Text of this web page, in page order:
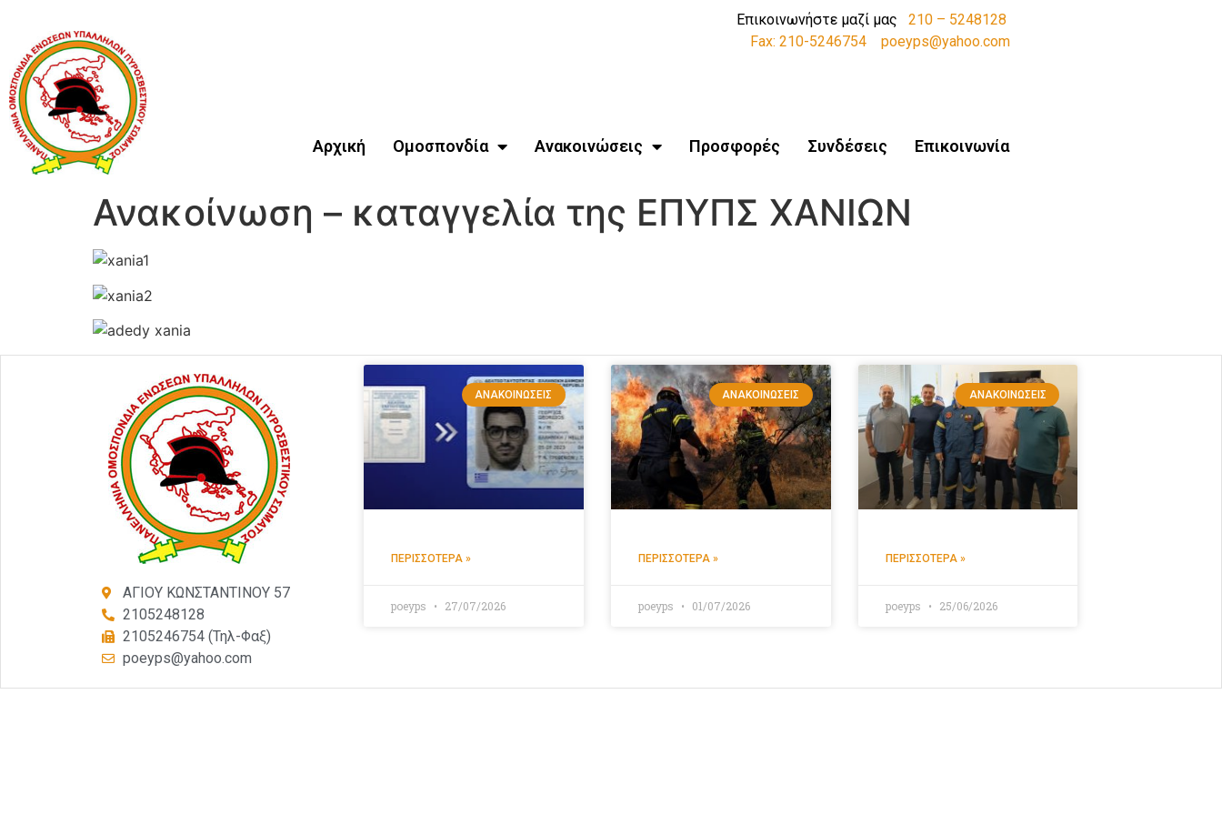
Επικοινωνήστε μαζί μας 210 – 5248128
Fax: 210-5246754
poeyps@yahoo.com
Αρχική Ομοσπονδία Ανακοινώσεις Προσφορές Συνδέσεις Επικοινωνία
Ανακοίνωση – καταγγελία της ΕΠΥΠΣ ΧΑΝΙΩΝ
ΑΓΙΟΥ ΚΩΝΣΤΑΝΤΙΝΟΥ 57
2105248128
2105246754 (Τηλ-Φαξ)
poeyps@yahoo.com
ΑΝΑΚΟΙΝΏΣΕΙΣ
ΠΕΡΙΣΣΌΤΕΡΑ »
poeyps 27/07/2026
ΑΝΑΚΟΙΝΏΣΕΙΣ
ΠΕΡΙΣΣΌΤΕΡΑ »
poeyps 01/07/2026
ΑΝΑΚΟΙΝΏΣΕΙΣ
ΠΕΡΙΣΣΌΤΕΡΑ »
poeyps 25/06/2026